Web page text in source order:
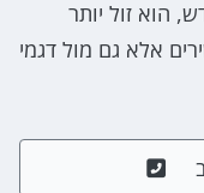
הוא זול יותר
אלא גם מול דגמי